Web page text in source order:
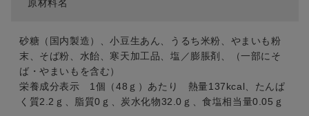
原材料名
砂糖（国内製造）、小豆生あん、うるち米粉、やまいも粉
末、そば粉、水飴、寒天加工品、塩／膨脹剤、（一部にそ
ば・やまいもを含む）
栄養成分表示 1個（48ｇ）あたり 熱量137kcal、たんぱ
く質2.2ｇ、脂質0ｇ、炭水化物32.0ｇ、食塩相当量0.05ｇ